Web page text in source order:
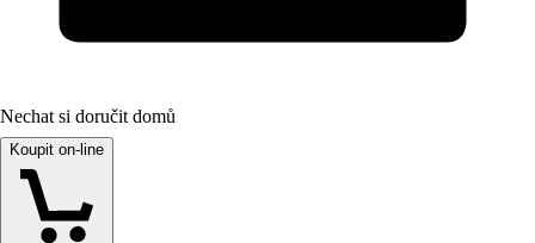
Nechat si doručit domů
Koupit on-line